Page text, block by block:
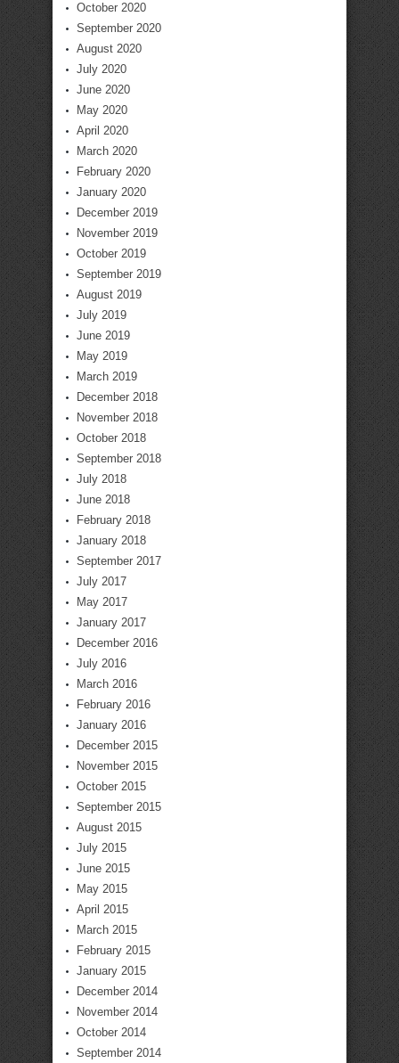
October 2020
September 2020
August 2020
July 2020
June 2020
May 2020
April 2020
March 2020
February 2020
January 2020
December 2019
November 2019
October 2019
September 2019
August 2019
July 2019
June 2019
May 2019
March 2019
December 2018
November 2018
October 2018
September 2018
July 2018
June 2018
February 2018
January 2018
September 2017
July 2017
May 2017
January 2017
December 2016
July 2016
March 2016
February 2016
January 2016
December 2015
November 2015
October 2015
September 2015
August 2015
July 2015
June 2015
May 2015
April 2015
March 2015
February 2015
January 2015
December 2014
November 2014
October 2014
September 2014